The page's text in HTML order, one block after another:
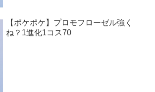
【ポケポケ】プロモフローゼル強く
ね？1進化1コス70